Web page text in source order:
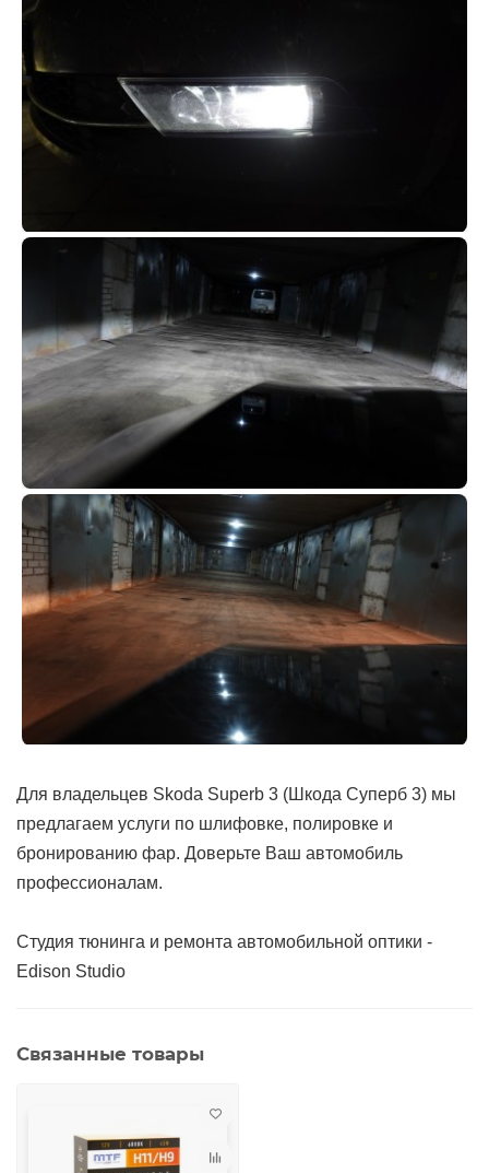
Для владельцев Skoda Superb 3 (Шкода Суперб 3) мы
предлагаем услуги по шлифовке, полировке и
бронированию фар. Доверьте Ваш автомобиль
профессионалам.
Студия тюнинга и ремонта автомобильной оптики -
Edison Studio
Связанные товары